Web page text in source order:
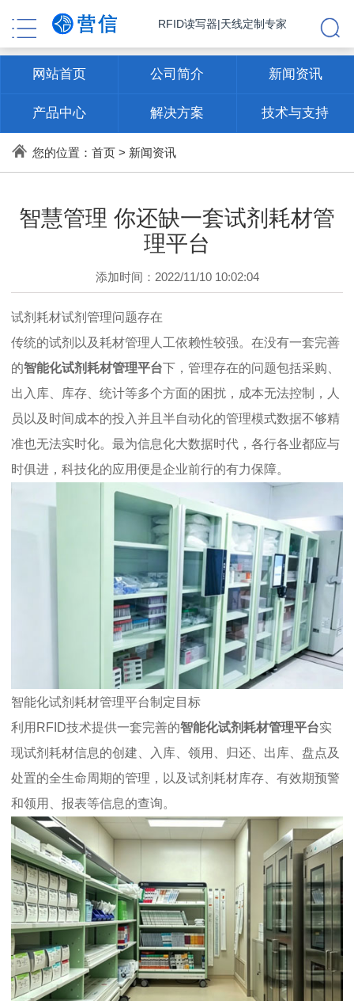
RFID读写器|天线定制专家
网站首页 公司简介 新闻资讯
产品中心 解决方案 技术与支持
联系方式
您的位置： 首页> 新闻资讯
智慧管理 你还缺一套试剂耗材管
理平台
添加时间：2022/11/10 10:02:04
试剂耗材试剂管理问题存在
传统的试剂以及耗材管理人工依赖性较强。在没有一套完善
的智能化试剂耗材管理平台下，管理存在的问题包括采购、
出入库、库存、统计等多个方面的困扰，成本无法控制，人
员以及时间成本的投入并且半自动化的管理模式数据不够精
准也无法实时化。最为信息化大数据时代，各行各业都应与
时俱进，科技化的应用便是企业前行的有力保障。
智能化试剂耗材管理平台制定目标
利用RFID技术提供一套完善的智能化试剂耗材管理平台实
现试剂耗材信息的创建、入库、领用、归还、出库、盘点及
处置的全生命周期的管理，以及试剂耗材库存、有效期预警
和领用、报表等信息的查询。